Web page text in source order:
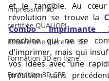
impression 3D
certifiée QUALIOPI
Refaire une piece en 3D
Formation 3D en ligne.
Formation 3D CPF
et le tangible. Au
révolution se trouve la
Combo Imprimante
machine qui ne se
d'imprimer, mais qui
vos idées avec une
précision sans